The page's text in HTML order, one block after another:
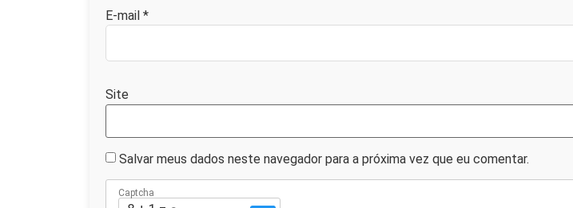
E-mail *
Site
Salvar meus dados neste navegador para a próxima vez que eu comentar.
Captcha